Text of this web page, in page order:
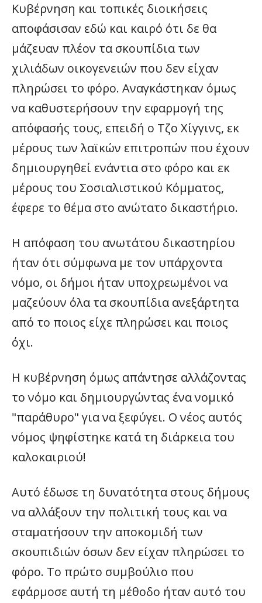
Κυβέρνηση και τοπικές διοικήσεις
αποφάσισαν εδώ και καιρό ότι δε θα
μάζευαν πλέον τα σκουπίδια των
χιλιάδων οικογενειών που δεν είχαν
πληρώσει το φόρο. Αναγκάστηκαν όμως
να καθυστερήσουν την εφαρμογή της
απόφασής τους, επειδή ο Τζο Χίγγινς, εκ
μέρους των λαϊκών επιτροπών που έχουν
δημιουργηθεί ενάντια στο φόρο και εκ
μέρους του Σοσιαλιστικού Κόμματος,
έφερε το θέμα στο ανώτατο δικαστήριο.
Η απόφαση του ανωτάτου δικαστηρίου
ήταν ότι σύμφωνα με τον υπάρχοντα
νόμο, οι δήμοι ήταν υποχρεωμένοι να
μαζεύουν όλα τα σκουπίδια ανεξάρτητα
από το ποιος είχε πληρώσει και ποιος
όχι.
Η κυβέρνηση όμως απάντησε αλλάζοντας
το νόμο και δημιουργώντας ένα νομικό
"παράθυρο" για να ξεφύγει. Ο νέος αυτός
νόμος ψηφίστηκε κατά τη διάρκεια του
καλοκαιριού!
Αυτό έδωσε τη δυνατότητα στους δήμους
να αλλάξουν την πολιτική τους και να
σταματήσουν την αποκομιδή των
σκουπιδιών όσων δεν είχαν πληρώσει το
φόρο. Το πρώτο συμβούλιο που
εφάρμοσε αυτή τη μέθοδο ήταν αυτό του